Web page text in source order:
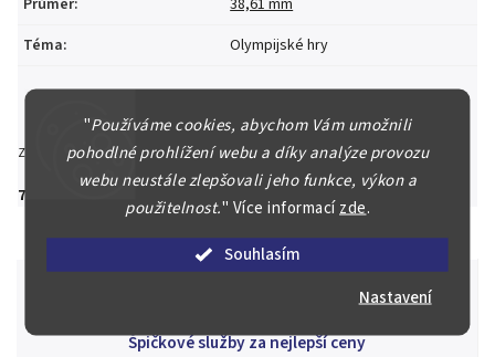
"Používáme cookies, abychom Vám umožnili
pohodlné prohlížení webu a díky analýze provozu
webu neustále zlepšovali jeho funkce, výkon a
použitelnost." Více informacízde.
Souhlasím
Nastavení
750 Kč
Téma: Olympijské hry
Zeptat se Hlídat Sdílet
Špičkové služby za nejlepší ceny